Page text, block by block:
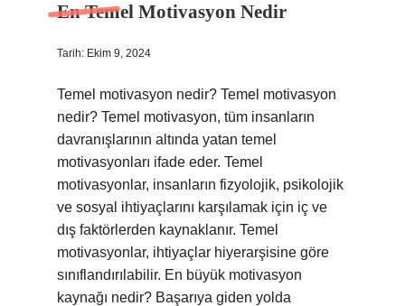
En Temel Motivasyon Nedir
Tarih: Ekim 9, 2024
Temel motivasyon nedir? Temel motivasyon
nedir? Temel motivasyon, tüm insanların
davranışlarının altında yatan temel
motivasyonları ifade eder. Temel
motivasyonlar, insanların fizyolojik, psikolojik
ve sosyal ihtiyaçlarını karşılamak için iç ve
dış faktörlerden kaynaklanır. Temel
motivasyonlar, ihtiyaçlar hiyerarşisine göre
sınıflandırılabilir. En büyük motivasyon
kaynağı nedir? Başarıya giden yolda